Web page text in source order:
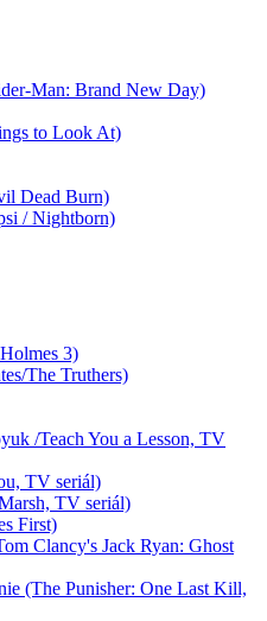
Man: Brand New Day)
to Look At)
Dead Burn)
/ Nightborn)
3)
The Truthers)
/Teach You a Lesson, TV
TV seriál)
TV seriál)
First)
Clancy's Jack Ryan: Ghost
(The Punisher: One Last Kill,